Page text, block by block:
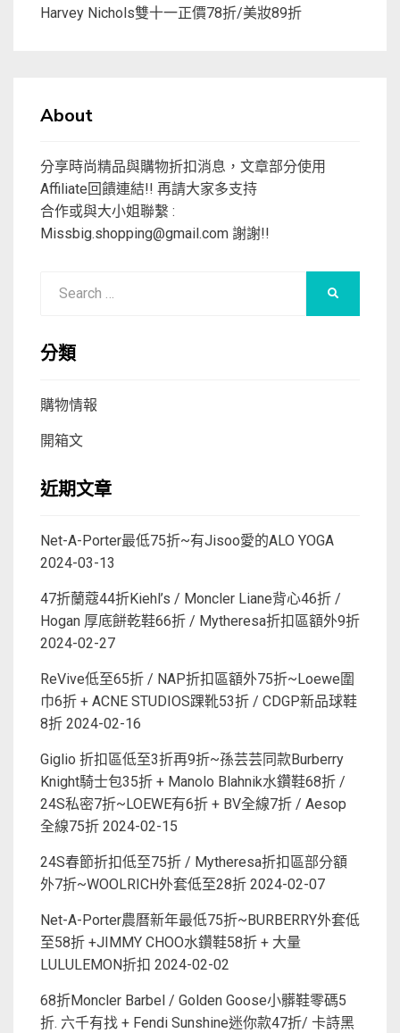
Harvey Nichols雙十一正價78折/美妝89折
About
分享時尚精品與購物折扣消息，文章部分使用
Affiliate回饋連結!! 再請大家多支持
合作或與大小姐聯繫 :
Missbig.shopping@gmail.com 謝謝!!
分類
購物情報
開箱文
近期文章
Net-A-Porter最低75折~有Jisoo愛的ALO YOGA
2024-03-13
47折蘭蔻44折Kiehl’s / Moncler Liane背心46折 /
Hogan 厚底餅乾鞋66折 / Mytheresa折扣區額外9折
2024-02-27
ReVive低至65折 / NAP折扣區額外75折~Loewe圍
巾6折 + ACNE STUDIOS踝靴53折 / CDGP新品球鞋
8折 2024-02-16
Giglio 折扣區低至3折再9折~孫芸芸同款Burberry
Knight騎士包35折 + Manolo Blahnik水鑽鞋68折 /
24S私密7折~LOEWE有6折 + BV全線7折 / Aesop
全線75折 2024-02-15
24S春節折扣低至75折 / Mytheresa折扣區部分額
外7折~WOOLRICH外套低至28折 2024-02-07
Net-A-Porter農曆新年最低75折~BURBERRY外套低
至58折 +JIMMY CHOO水鑽鞋58折 + 大量
LULULEMON折扣 2024-02-02
68折Moncler Barbel / Golden Goose小髒鞋零碼5
折. 六千有找 + Fendi Sunshine迷你款47折/ 卡詩黑